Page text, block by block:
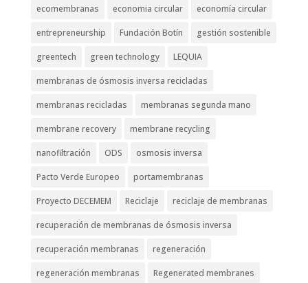
ecomembranas economia circular economía circular
entrepreneurship Fundación Botín gestión sostenible
greentech green technology LEQUIA
membranas de ósmosis inversa recicladas
membranas recicladas membranas segunda mano
membrane recovery membrane recycling
nanofiltración ODS osmosis inversa
Pacto Verde Europeo portamembranas
Proyecto DECEMEM Reciclaje reciclaje de membranas
recuperación de membranas de ósmosis inversa
recuperación membranas regeneración
regeneración membranas Regenerated membranes